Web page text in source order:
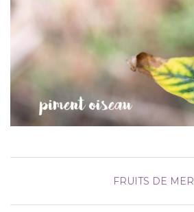
FRUITS DE MER